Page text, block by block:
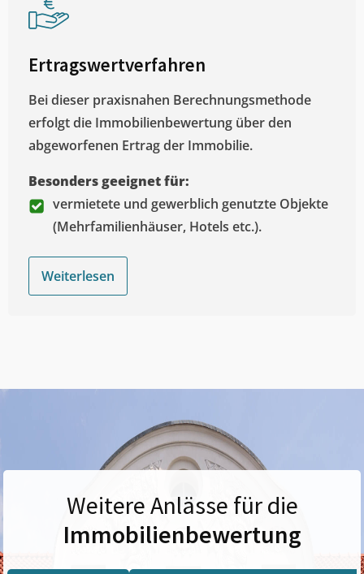
Ertragswertverfahren
Bei dieser praxisnahen Berechnungsmethode
erfolgt die Immobilienbewertung über den
abgeworfenen Ertrag der Immobilie.
Besonders geeignet für:
vermietete und gewerblich genutzte Objekte
(Mehrfamilienhäuser, Hotels etc.).
Weiterlesen
Weitere Anlässe für die
Immobilienbewertung